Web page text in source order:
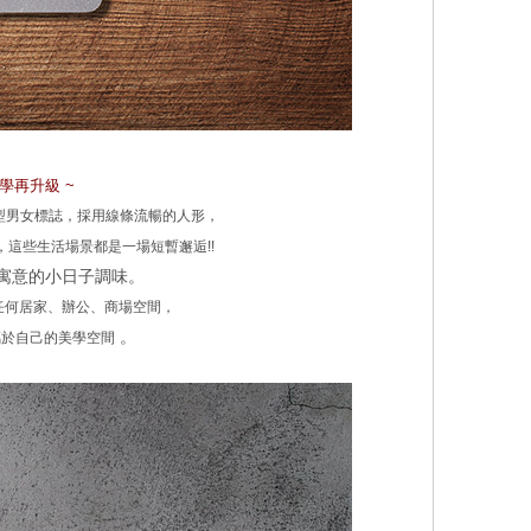
再升級 ~
女標誌，採用線條流暢的人形，
這些生活場景都是一場短暫邂逅!!
的小日子調味。
居家、辦公、商場空間，
自己的美學空間 。